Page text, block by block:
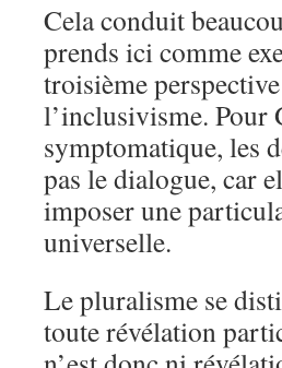
Cela conduit
prends ici comme
troisième
l’inclusivisme. Pour
symptomatique, les
pas le dialogue, car
imposer une
universelle.
Le pluralisme se
toute révélation